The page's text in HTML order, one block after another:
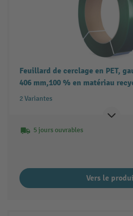
Feuillard de cerclage en PET,
406 mm,100 % en matériau
2 Variantes
5 jours ouvrables
Vers le